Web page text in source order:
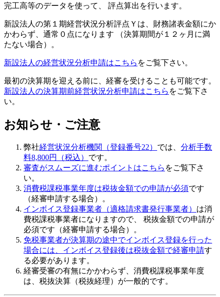
完工高等のデータを使って、 評点算出を行います。
新設法人の第１期経営状況分析評点Ｙ は、財務諸表金額にか
かわらず、 通常０点になります （決算期間が１２ヶ月に満
たない場合）。
新設法人の経営状況分析申請はこちら をご覧下さい。
最初の決算期を迎える前に、経審を受けることも可能です。
新設法人の決算期前経営状況分析申請はこちら をご覧下さ
い。
お知らせ・ご注意
弊社経営状況分析機関（登録番号22） では、 分析手数
料8,800円（税込） です。
審査がスムーズに進むポイントはこちら をご覧下さ
い。
消費税課税事業年度は税抜金額での申請が必須です
（経審申請する場合）。
インボイス登録事業者（適格請求書発行事業者） は消
費税課税事業者になりますので、 税抜金額での申請が
必須です（経審申請する場合）。
免税事業者が決算期の途中でインボイス登録を行った
場合には、インボイス登録後は税抜金額で経審申請す
る必要があります。
経審受審の有無にかかわらず、 消費税課税事業年度
は、税抜決算（税抜経理）が一般的です。